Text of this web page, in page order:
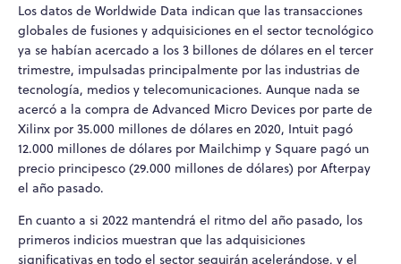
Los datos de Worldwide Data indican que las transacciones
globales de fusiones y adquisiciones en el sector tecnológico
ya se habían acercado a los 3 billones de dólares en el tercer
trimestre, impulsadas principalmente por las industrias de
tecnología, medios y telecomunicaciones. Aunque nada se
acercó a la compra de Advanced Micro Devices por parte de
Xilinx por 35.000 millones de dólares en 2020, Intuit pagó
12.000 millones de dólares por Mailchimp y Square pagó un
precio principesco (29.000 millones de dólares) por Afterpay
el año pasado.
En cuanto a si 2022 mantendrá el ritmo del año pasado, los
primeros indicios muestran que las adquisiciones
significativas en todo el sector seguirán acelerándose, y el